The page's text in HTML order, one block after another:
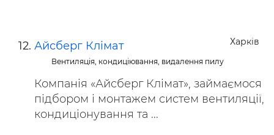
Харків
Айсберг Клімат
Вентиляція, кондиціювання, видалення пилу
Компанія «Айсберг Клімат», займаємося
підбором і монтажем систем вентиляції,
кондиціонування та ...